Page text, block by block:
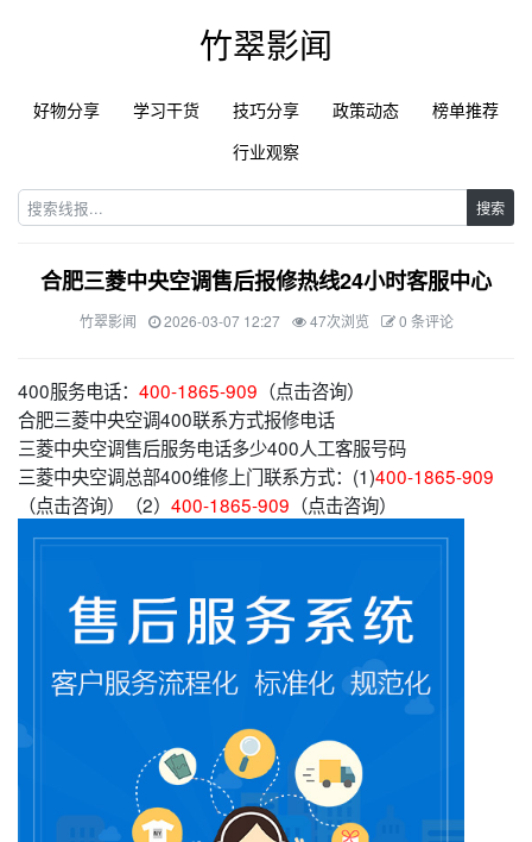
竹翠影闻
好物分享 学习干货 技巧分享 政策动态
榜单推荐
行业观察
搜索
合肥三菱中央空调售后报修热线24小时客服中心
竹翠影闻 2026-03-07 12:27 47次浏览 0 条评论
400服务电话： 400-1865-909 （点击咨询）
合肥三菱中央空调400联系方式报修电话
三菱中央空调售后服务电话多少400人工客服号码
三菱中央空调总部400维修上门联系方式：(1)400-1865-909
（点击咨询）（2） 400-1865-909 （点击咨询）